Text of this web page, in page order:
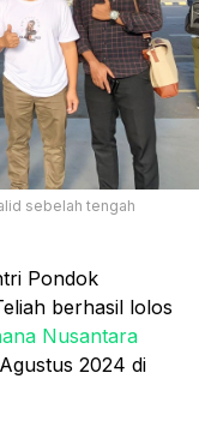
sebelah tengah
Pondok
berhasil lolos
Nusantara
2024 di